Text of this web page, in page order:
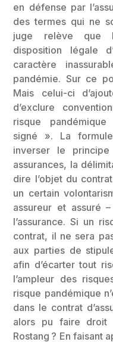
en défense par
des termes qui ne
juge relève que
disposition légale
caractère
pandémie. Sur ce
Mais celui-ci
d’exclure
risque
signé ». La
inverser le
assurances, la
dire l’objet du
un certain
assureur et assuré
l’assurance. Si un
contrat, il ne sera
aux parties de
afin d’écarter tout
l’ampleur des
risque pandémique
dans le contrat
alors pu faire droit
Rostang ? En faisant